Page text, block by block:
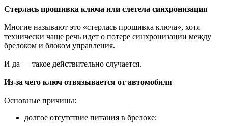
Стерлась прошивка ключа или слетела синхронизация
Многие называют это «стерлась прошивка ключа», хотя
технически чаще речь идет о потере синхронизации между
брелоком и блоком управления.
И да — такое действительно случается.
Из-за чего ключ отвязывается от автомобиля
Основные причины:
долгое отсутствие питания в брелоке;